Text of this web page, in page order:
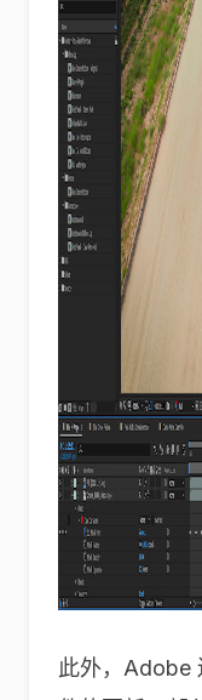
此外，Adobe